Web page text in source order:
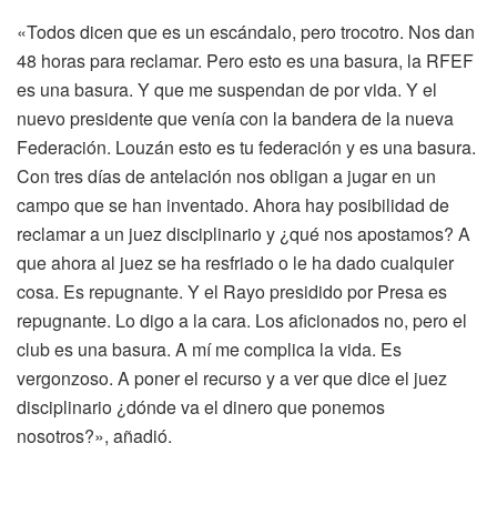
«Todos dicen que es un escándalo, pero trocotro. Nos dan
48 horas para reclamar. Pero esto es una basura, la RFEF
es una basura. Y que me suspendan de por vida. Y el
nuevo presidente que venía con la bandera de la nueva
Federación. Louzán esto es tu federación y es una basura.
Con tres días de antelación nos obligan a jugar en un
campo que se han inventado. Ahora hay posibilidad de
reclamar a un juez disciplinario y ¿qué nos apostamos? A
que ahora al juez se ha resfriado o le ha dado cualquier
cosa. Es repugnante. Y el Rayo presidido por Presa es
repugnante. Lo digo a la cara. Los aficionados no, pero el
club es una basura. A mí me complica la vida. Es
vergonzoso. A poner el recurso y a ver que dice el juez
disciplinario ¿dónde va el dinero que ponemos
nosotros?», añadió.